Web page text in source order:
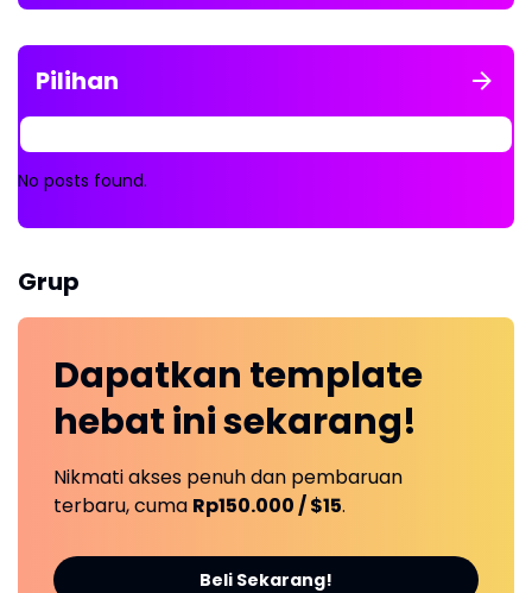
Pilihan
No posts found.
Grup
Dapatkan template
hebat inisekarang!
Nikmati akses penuh dan pembaruan
terbaru, cuma Rp150.000 / $15.
Beli Sekarang!